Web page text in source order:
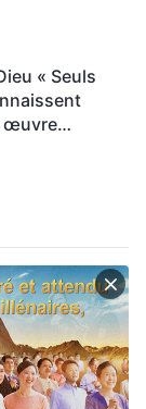
« Seuls
œuvre